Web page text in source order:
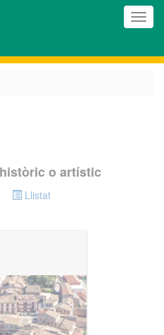
o artístic
Llistat